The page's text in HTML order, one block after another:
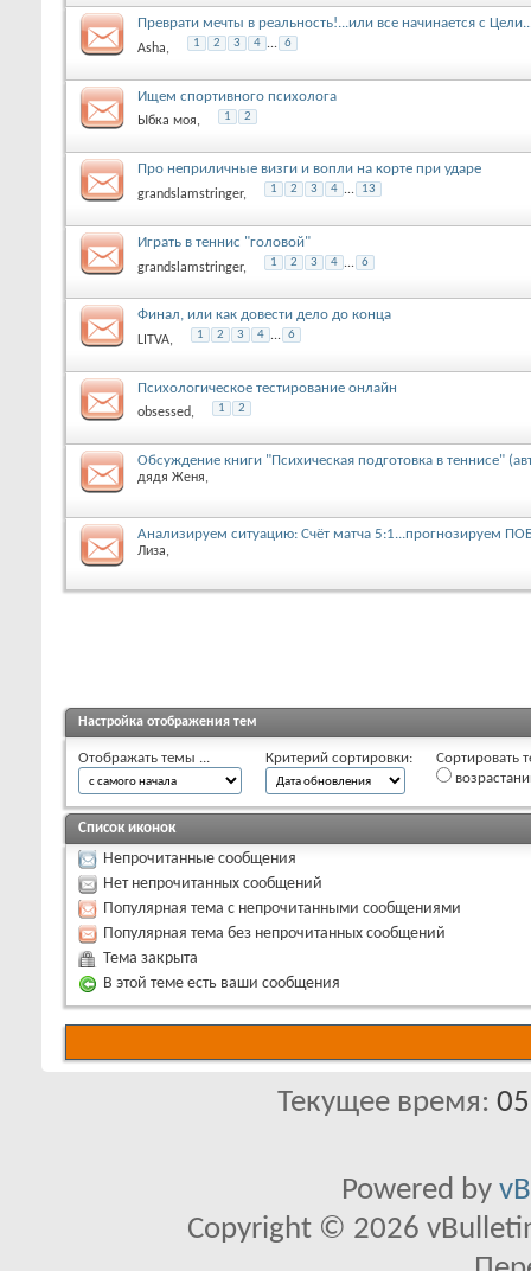
Преврати мечты в реальность!...или все начинается с
Asha, 1 2 3 4 ... 6
Ищем спортивного психолога
Ыбка моя, 1 2
Про неприличные визги и вопли на корте при ударе
grandslamstringer, 1 2 3 4 ... 13
Играть в теннис "головой"
grandslamstringer, 1 2 3 4 ... 6
Финал, или как довести дело до конца
LITVA, 1 2 3 4 ... 6
Психологическое тестирование онлайн
obsessed, 1 2
Обсуждение книги "Психическая подготовка в теннисе"
дядя Женя,
Анализируем ситуацию: Счёт матча 5:1...прогнозируем
Лиза,
Настройка отображения тем
Отображать темы ... Критерий сортировки:
Сортировать
Список иконок
Непрочитанные сообщения
Нет непрочитанных сообщений
Популярная тема с непрочитанными сообщениями
Популярная тема без непрочитанных сообщений
Тема закрыта
В этой теме есть ваши сообщения
Текущее время:
Powered by
Copyright © 2026